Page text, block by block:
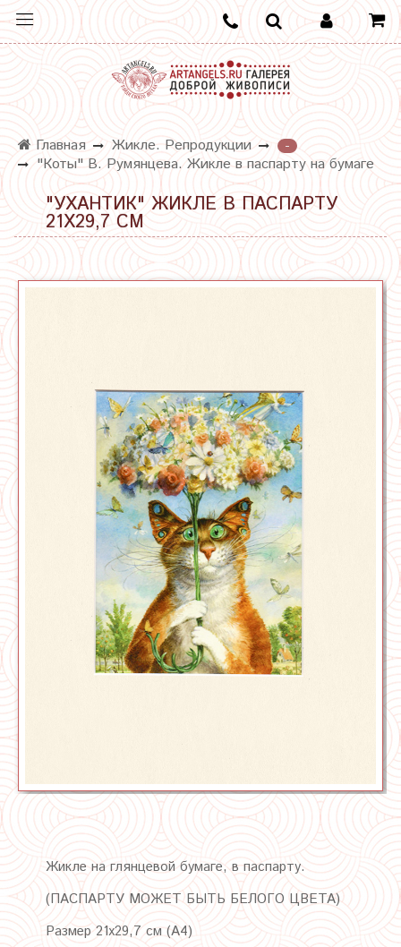
Главная Жикле. Репродукции
-
"Коты" В. Румянцева. Жикле в паспарту на бумаге
"УХАНТИК" ЖИКЛЕ В ПАСПАРТУ
21Х29,7 СМ
Жикле на глянцевой бумаге, в паспарту.
(ПАСПАРТУ МОЖЕТ БЫТЬ БЕЛОГО ЦВЕТА)
Размер 21х29,7 см (А4)